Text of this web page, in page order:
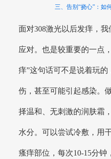
三、告别“挠心”：如
面对308激光以后发痒，
应对。也是较重要的一点
痒”这句话可不是说着玩
伤，甚至可能引起感染。
择温和、无刺激的润肤霜
水分。可以尝试冷敷，用
瘙痒部位，每次10-15分钟